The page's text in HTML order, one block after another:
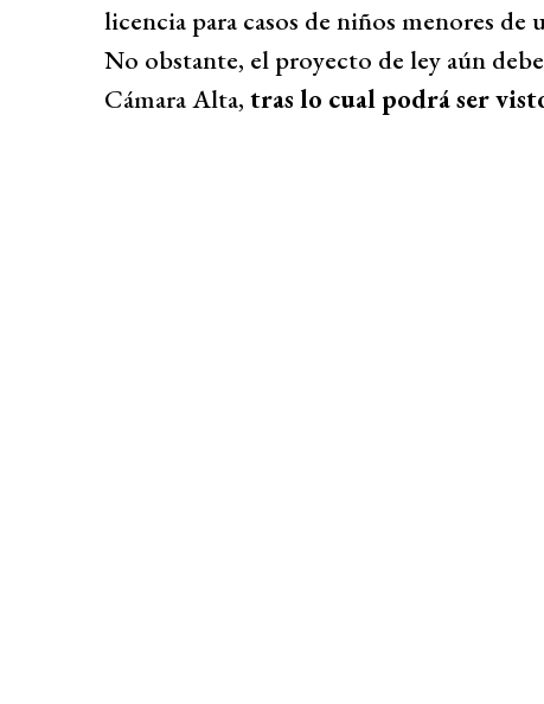
licencia para casos de niños menores de
No obstante, el proyecto de ley aún
Cámara Alta, tras lo cual podrá ser